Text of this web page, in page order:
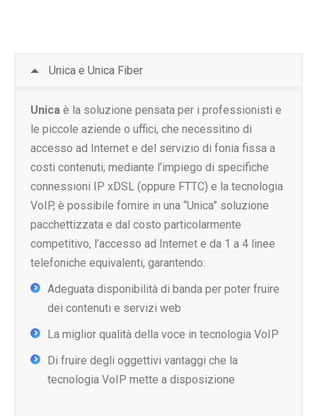
Unica e Unica Fiber
Unica è la soluzione pensata per i professionisti e
le piccole aziende o uffici, che necessitino di
accesso ad Internet e del servizio di fonia fissa a
costi contenuti; mediante l’impiego di specifiche
connessioni IP xDSL (oppure FTTC) e la tecnologia
VoIP, è possibile fornire in una “Unica” soluzione
pacchettizzata e dal costo particolarmente
competitivo, l’accesso ad Internet e da 1 a 4 linee
telefoniche equivalenti, garantendo:
Adeguata disponibilità di banda per poter fruire
dei contenuti e servizi web
La miglior qualità della voce in tecnologia VoIP
Di fruire degli oggettivi vantaggi che la
tecnologia VoIP mette a disposizione